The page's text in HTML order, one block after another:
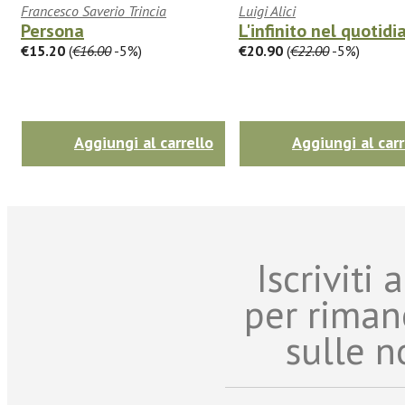
Francesco Saverio Trincia
Persona
€15.20 (€16.00-5%)
Aggiungi al carrello
Luigi Alici
L'infinito nel
€20.90 (€22.00-5%)
Aggiungi al
Iscriviti
per
sulle